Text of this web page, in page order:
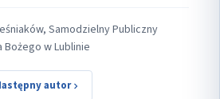
Samodzielny Publiczny
w Lublinie
autor